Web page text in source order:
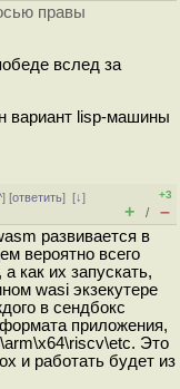
правы
вслед за
вариант lisp-машины
] [ответить][↓]
+3
+ / –
развивается в
вероятно всего
как их запускать,
wasi экзекутере
в сендбокс
приложения,
Это
и работать будет из